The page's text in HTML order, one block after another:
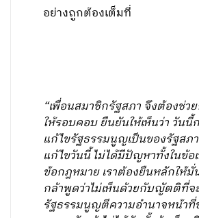
“เพื่อนสมาชิกรัฐสภา จึงต้องช่วย
ให้รอบคอบ ยืนยันให้เห็นว่า วันนี้ก
กล้าพูดว่าไม่เห็นด้วยกับญัตติที่จะ
รัฐธรรมนูญตีความอำนาจหน้าที่
เพราะมันเข้าไม่ได้กับทั้งข้อเท็จ
หมายดังกล่าว จึงไม่ต้องยื่นตีคว
แพทย์ชลน่านกล่าวสรุป
FacebookTwitterShare